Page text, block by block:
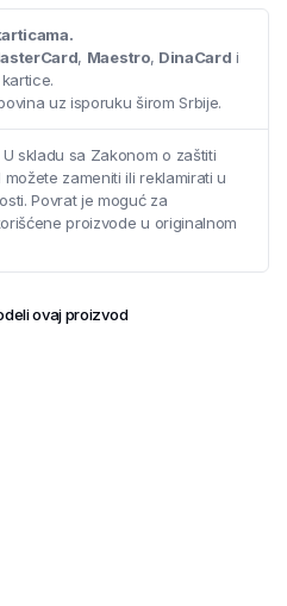
, Maestro, DinaCard i
kartice.
uz isporuku širom Srbije.
U skladu sa Zakonom o zaštiti
zameniti ili reklamirati u
Povrat je moguć za
proizvode u originalnom
ovaj proizvod